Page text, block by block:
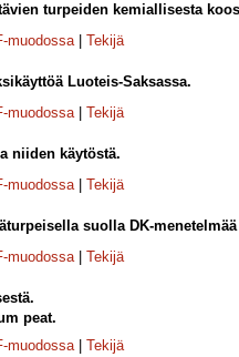
turpeiden kemiallisesta
muodossa| Tekijä
Luoteis-Saksassa.
muodossa| Tekijä
niiden käytöstä.
muodossa| Tekijä
suolla DK-menetelmää
muodossa| Tekijä
peat.
muodossa| Tekijä